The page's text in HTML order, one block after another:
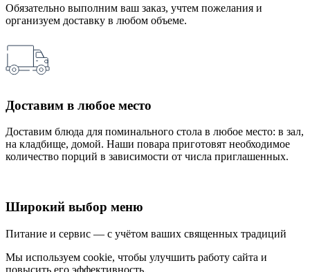
Обязательно выполним ваш заказ, учтем пожелания и
организуем доставку в любом объеме.
Доставим в любое место
Доставим блюда для поминального стола в любое место: в зал,
на кладбище, домой. Наши повара приготовят необходимое
количество порций в зависимости от числа приглашенных.
Широкий выбор меню
Питание и сервис — с учётом ваших священных традиций
Мы используем cookie, чтобы улучшить работу сайта и
повысить его эффективность.